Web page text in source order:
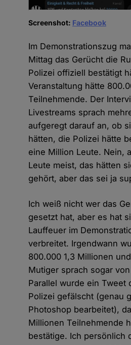
Screenshot: Facebook
Im Demonstrationszug
Mittag das Gerücht die
Polizei offiziell bestätigt
Veranstaltung hätte
Teilnehmende. Der
Livestreams sprach
aufgeregt darauf an, ob
hätten, die Polizei hätte
eine Million Leute. Nein,
Leute meist, das hätten
gehört, aber das sei ja
Ich weiß nicht wer das
gesetzt hat, aber es hat
Lauffeuer im
verbreitet. Irgendwann
800.000 1,3 Millionen
Mutiger sprach sogar
Parallel wurde ein Tweet
Polizei gefälscht (genau
Photoshop bearbeitet),
Millionen Teilnehmende
bestätige. Ich persönlich